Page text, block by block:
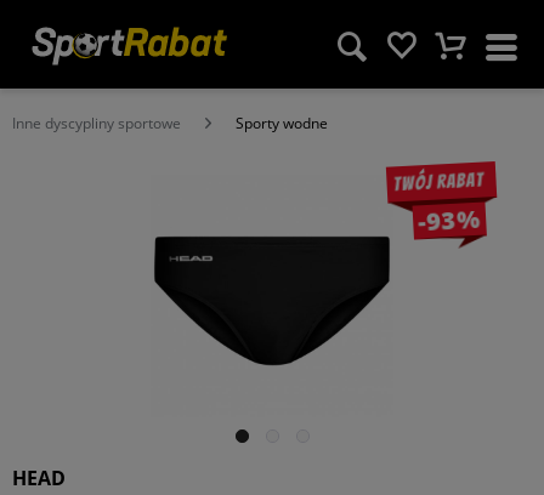
Inne dyscypliny sportowe Sporty wodne
Twój rabat
-93%
HEAD